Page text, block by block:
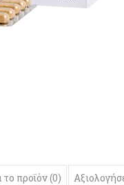
προϊόν (0)